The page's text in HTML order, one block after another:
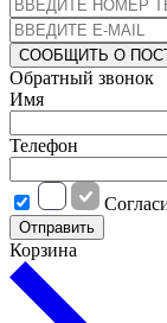
СООБЩИТЬ О
Обратный звонок
Имя
Телефон
Отправить
Корзина